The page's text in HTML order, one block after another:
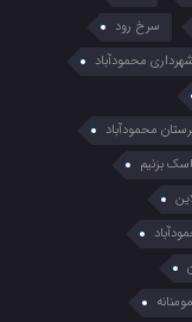
سرخ رود
شهرداری محمودآباد
محمودآباد
بزنیم